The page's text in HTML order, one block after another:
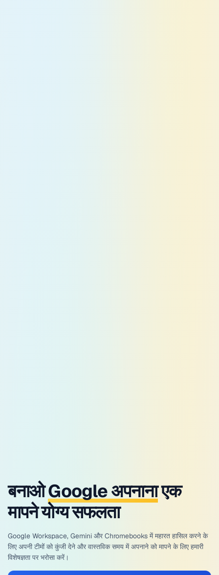
बनाओGoogle अपनानाएक
मापने योग्य सफलता
Google Workspace, Gemini और Chromebooks में महारत हासिल करने के
लिए अपनी टीमों को कुंजी देने और वास्तविक समय में अपनाने को मापने के लिए हमारी
विशेषज्ञता पर भरोसा करें।